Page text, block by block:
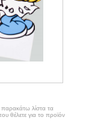
παρακάτω λίστα τα
θέλετε για το προϊόν